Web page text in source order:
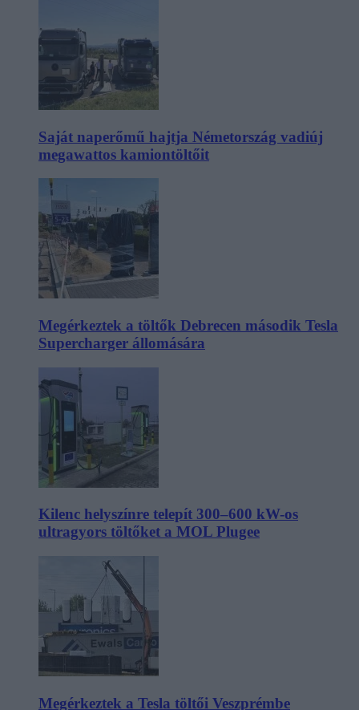
Saját naperőmű hajtja Németország vadiúj
megawattos kamiontöltőit
Megérkeztek a töltők Debrecen második Tesla
Supercharger állomására
Kilenc helyszínre telepít 300–600 kW-os
ultragyors töltőket a MOL Plugee
Megérkeztek a Tesla töltői Veszprémbe